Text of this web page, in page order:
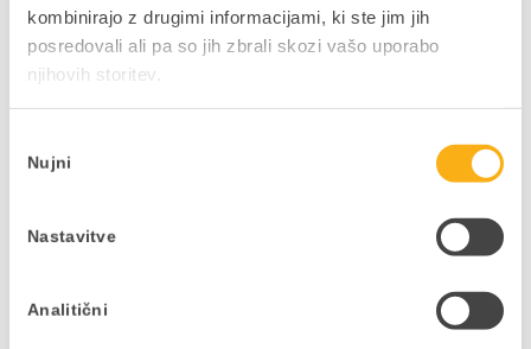
kombinirajo z drugimi informacijami, ki ste jim jih
posredovali ali pa so jih zbrali skozi vašo uporabo
njihovih storitev.
soglasja
Nujni
Nastavitve
Analitični
Uporaba brezplačnega Copilot orodja
Konkretni primeri uporabe
Microsoft Copilot orodju